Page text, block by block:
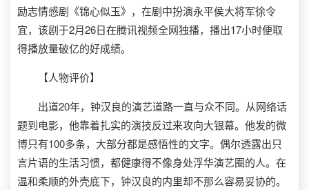
励志情感剧《锦心似玉》，在剧中扮演永平侯大将军徐令
宜，该剧于2月26日在腾讯视频全网独播，播出17小时便取
得播放量破亿的好成绩。
【人物评价】
出道20年，钟汉良的演艺道路一直与众不同。从网络话
题到电影，他靠着扎实的演技反过来攻向大银幕。他发的微
博只有100多条，大部分都是感悟性的文字。偶尔透露出只
言片语的生活习惯，都健康得不像身处浮华演艺圈的人。在
温和柔顺的外壳底下，钟汉良的内里却不那么容易妥协的。